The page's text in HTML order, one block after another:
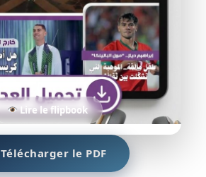
Lire le flipbook
Télécharger le PDF